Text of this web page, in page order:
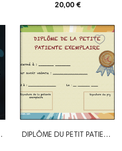
D'ADOS EN TCC :...
20,00 €
DIPLÔME DU PETIT PATIENT